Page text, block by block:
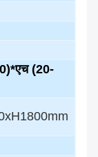
0)*एच (20-